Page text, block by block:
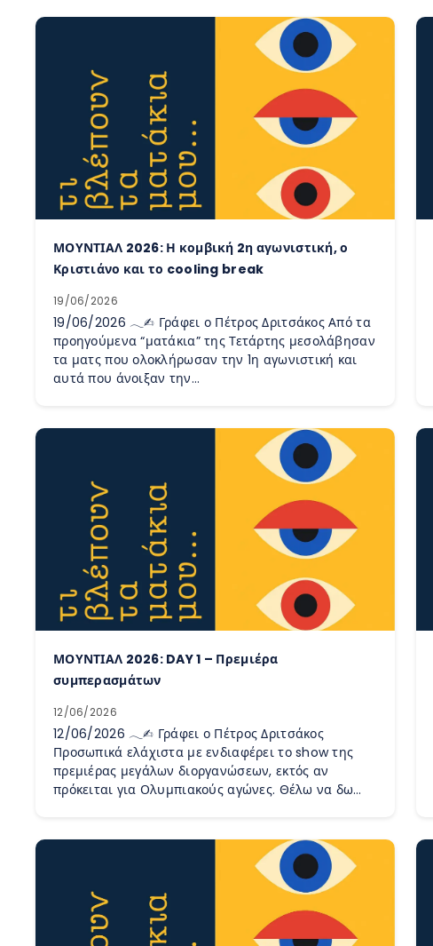
ΜΟΥΝΤΙΑΛ 2026: Η κομβική 2η αγωνιστική, ο
Κριστιάνο και το cooling break
19/06/2026
19/06/2026 𓂃✍︎ Γράφει ο Πέτρος Δριτσάκος Από τα
προηγούμενα “ματάκια” της Τετάρτης μεσολάβησαν
τα ματς που ολοκλήρωσαν την 1η αγωνιστική και
αυτά που άνοιξαν την…
ΜΟΥΝΤΙΑΛ 2026: DAY 1 – Πρεμιέρα
συμπερασμάτων
12/06/2026
12/06/2026 𓂃✍︎ Γράφει ο Πέτρος Δριτσάκος
Προσωπικά ελάχιστα με ενδιαφέρει το show της
πρεμιέρας μεγάλων διοργανώσεων, εκτός αν
πρόκειται για Ολυμπιακούς αγώνες. Θέλω να δω…